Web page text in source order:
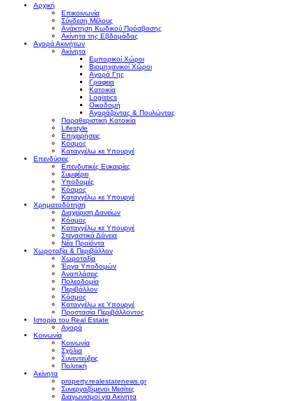
Αρχική
Επικοινωνία
Σύνδεση Μέλους
Ανάκτηση Κωδικού Πρόσβασης
Ακίνητα της Εβδομάδας
Αγορά Ακινήτων
Ακίνητα
Εμπορικοί Χώροι
Βιομηχανικοί Χώροι
Αγορά Γης
Γραφεια
Κατοικία
Logistics
Οικοδομή
Αγοράζοντας & Πουλώντας
Παραθεριστική Κατοικία
Lifestyle
Επιχειρήσεις
Κόσμος
Καταγγέλω κε Υπουργέ
Επενδύσεις
Επενδυτικές Ευκαιρίες
Συμφέρει
Υποδομές
Κόσμος
Καταγγέλω κε Υπουργέ
Χρηματοδότηση
Διαχείριση Δανείων
Κόσμος
Καταγγέλω κε Υπουργέ
Στεγαστικά Δάνεια
Νέα Προϊόντα
Χωροταξία & Περιβάλλον
Χωροταξία
Έργα Υποδομών
Αναπλάσεις
Πολεοδομία
Περιβάλλον
Κόσμος
Καταγγέλω κε Υπουργέ
Προστασία Περιβάλλοντος
Ιστορία του Real Estate
Αγορά
Κοινωνία
Κοινωνία
Σχόλια
Συνεντεύξεις
Πολιτική
Ακίνητα
property.realestatenews.gr
Συνεργαζόμενοι Μεσίτες
Διαγωνισμοί για Ακίνητα